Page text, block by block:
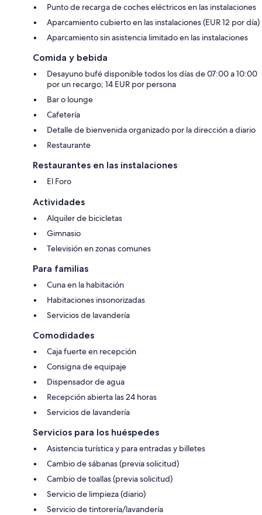
Punto de recarga de coches eléctricos en las instalaciones
Aparcamiento cubierto en las instalaciones (EUR 12 por día)
Aparcamiento sin asistencia limitado en las instalaciones
Comida y bebida
Desayuno bufé disponible todos los días de 07:00 a 10:00
por un recargo; 14 EUR por persona
Bar o lounge
Cafetería
Detalle de bienvenida organizado por la dirección a diario
Restaurante
Restaurantes en las instalaciones
El Foro
Actividades
Alquiler de bicicletas
Gimnasio
Televisión en zonas comunes
Para familias
Cuna en la habitación
Habitaciones insonorizadas
Servicios de lavandería
Comodidades
Caja fuerte en recepción
Consigna de equipaje
Dispensador de agua
Recepción abierta las 24 horas
Servicios de lavandería
Servicios para los huéspedes
Asistencia turística y para entradas y billetes
Cambio de sábanas (previa solicitud)
Cambio de toallas (previa solicitud)
Servicio de limpieza (diario)
Servicio de tintorería/lavandería